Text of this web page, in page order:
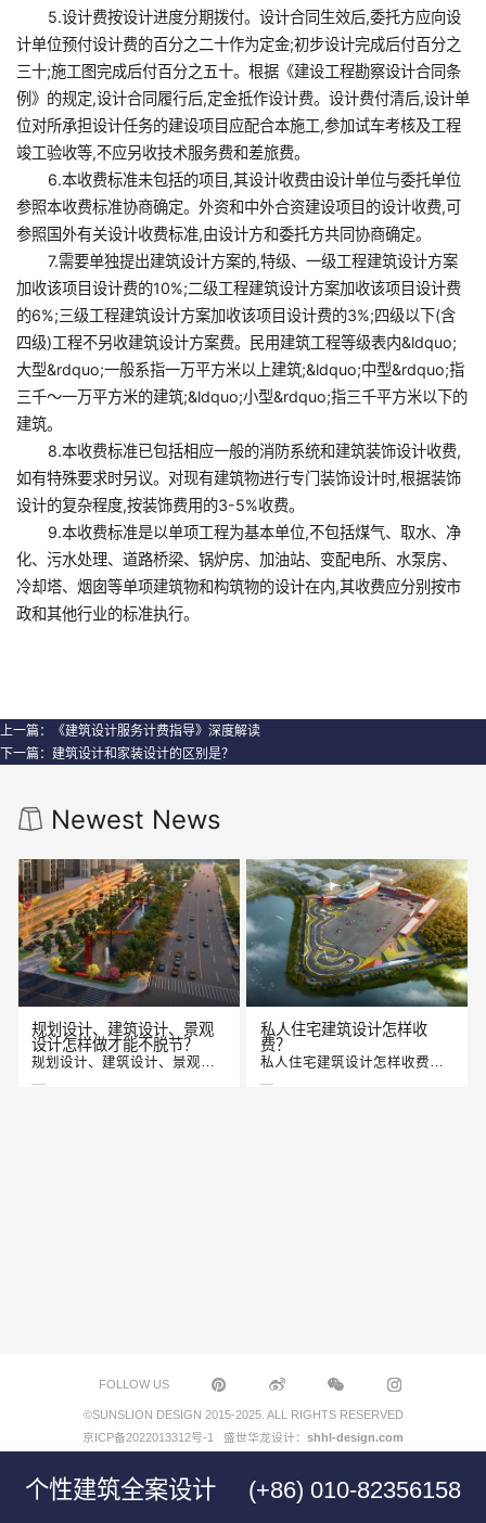
About
5.设计费按设计进度分期拨付。设计合同生效后,委托方应向设
计单位预付设计费的百分之二十作为定金;初步设计完成后付百分之
三十;施工图完成后付百分之五十。根据《建设工程勘察设计合同条
例》的规定,设计合同履行后,定金抵作设计费。设计费付清后,设计单
位对所承担设计任务的建设项目应配合本施工,参加试车考核及工程
竣工验收等,不应另收技术服务费和差旅费。
6.本收费标准未包括的项目,其设计收费由设计单位与委托单位
参照本收费标准协商确定。外资和中外合资建设项目的设计收费,可
参照国外有关设计收费标准,由设计方和委托方共同协商确定。
7.需要单独提出建筑设计方案的,特级、一级工程建筑设计方案
加收该项目设计费的10%;二级工程建筑设计方案加收该项目设计费
的6%;三级工程建筑设计方案加收该项目设计费的3%;四级以下(含
四级)工程不另收建筑设计方案费。民用建筑工程等级表内&ldquo;
大型&rdquo;一般系指一万平方米以上建筑;&ldquo;中型&rdquo;指
三千～一万平方米的建筑;&ldquo;小型&rdquo;指三千平方米以下的
建筑。
8.本收费标准已包括相应一般的消防系统和建筑装饰设计收费,
如有特殊要求时另议。对现有建筑物进行专门装饰设计时,根据装饰
设计的复杂程度,按装饰费用的3-5%收费。
9.本收费标准是以单项工程为基本单位,不包括煤气、取水、净
化、污水处理、道路桥梁、锅炉房、加油站、变配电所、水泵房、
冷却塔、烟囱等单项建筑物和构筑物的设计在内,其收费应分别按市
政和其他行业的标准执行。
上一篇：
《建筑设计服务计费指导》深度解读
下一篇： 建筑设计和家装设计的区别是？
Newest News
规划设计、建筑设计、景观
设计怎样做才能不脱节？
规划设计、建筑设计、景观设计这三大块相互相...
私人住宅建筑设计怎样收
费？
私人住宅建筑设计怎样收费？ ...
建筑设计和家装设计的区别
建筑设计与室内设计最大大区别就是建筑设计是...
建筑设计如何收费？
2022-04-23
FOLLOW US
©SUNSLION DESIGN 2015-2025. ALL RIGHTS RESERVED
京ICP备2022013312号-1
盛世华龙设计： shhl-design.com
个性建筑全案设计 (+86) 010-82356158